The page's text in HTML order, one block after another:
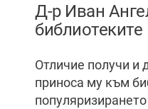
Д-р Иван
библиотеките
Отличие получи и
приноса му към